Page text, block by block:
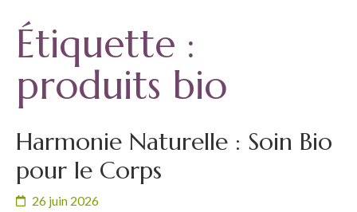
Étiquette :
produits bio
Harmonie Naturelle : Soin Bio
pour le Corps
26 juin 2026